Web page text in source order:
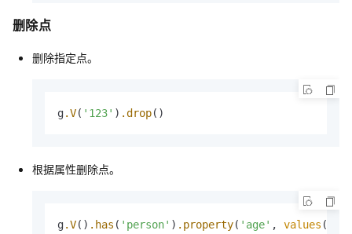
删除点
删除指定点。
g.V( '123' ) .drop()
根据属性删除点。
g.V() .has ( 'person' ) .property( 'age' , values (